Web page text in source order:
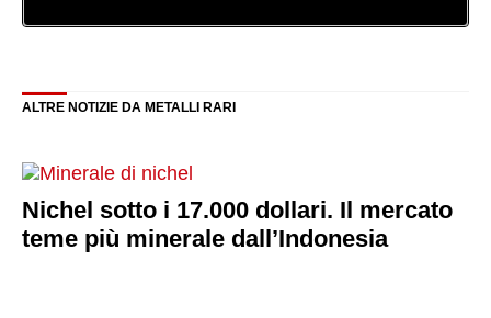
ALTRE NOTIZIE DA METALLI RARI
Nichel sotto i 17.000 dollari. Il mercato
teme più minerale dall’Indonesia